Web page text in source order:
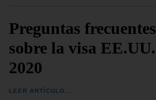
Preguntas frecuentes
sobre la visa EE.UU.
2020
LEER ARTÍCULO...